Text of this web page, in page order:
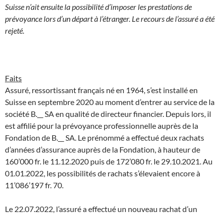
Suisse n’ait ensuite la possibilité d’imposer les prestations de
prévoyance lors d’un départ à l’étranger. Le recours de l’assuré a été
rejeté.
Faits
Assuré, ressortissant français né en 1964, s’est installé en
Suisse en septembre 2020 au moment d’entrer au service de la
société B.__ SA en qualité de directeur financier. Depuis lors, il
est affilié pour la prévoyance professionnelle auprès de la
Fondation de B.__ SA. Le prénommé a effectué deux rachats
d’années d’assurance auprès de la Fondation, à hauteur de
160’000 fr. le 11.12.2020 puis de 172’080 fr. le 29.10.2021. Au
01.01.2022, les possibilités de rachats s’élevaient encore à
11’086’197 fr. 70.
Le 22.07.2022, l’assuré a effectué un nouveau rachat d’un